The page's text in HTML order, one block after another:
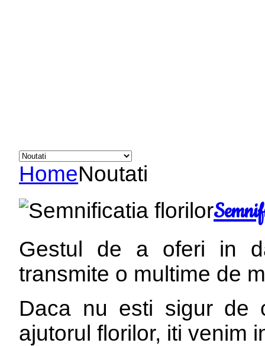
HomeNoutati
Gestul de a oferi in
transmite o multime de
Daca nu esti sigur de
ajutorul florilor, iti venim